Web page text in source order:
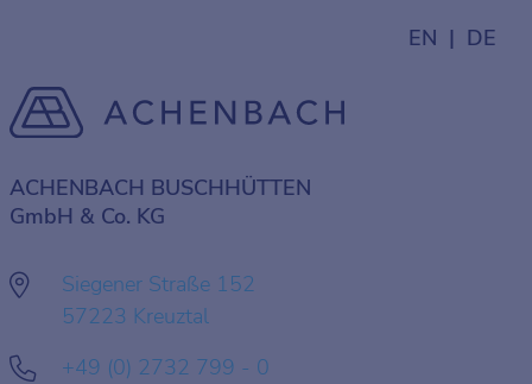
EN DE
ACHENBACH BUSCHHÜTTEN
GmbH & Co. KG
Siegener Straße 152
57223 Kreuztal
+49 (0) 2732 799 - 0